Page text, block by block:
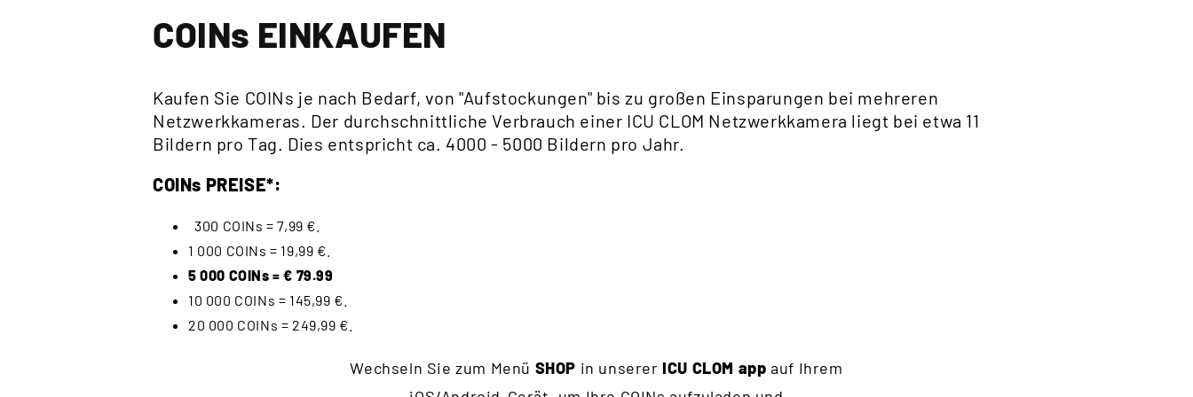
COINs EINKAUFEN
Kaufen Sie COINs je nach Bedarf, von "Aufstockungen" bis zu großen Einsparungen bei mehreren
Netzwerkkameras. Der durchschnittliche Verbrauch einer ICU CLOM Netzwerkkamera liegt bei etwa 11
Bildern pro Tag. Dies entspricht ca. 4000 - 5000 Bildern pro Jahr.
COINs PREISE*:
300 COINs = 7,99 €.
1 000 COINs = 19,99 €.
5 000 COINs = € 79.99
10 000 COINs = 145,99 €.
20 000 COINs = 249,99 €.
Wechseln Sie zum Menü SHOP in unsererICU CLOM app auf Ihrem